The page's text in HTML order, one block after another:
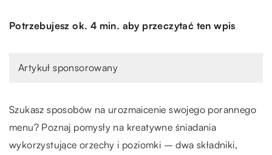
Potrzebujesz ok. 4 min. aby przeczytać ten wpis
Artykuł sponsorowany
Szukasz sposobów na urozmaicenie swojego porannego
menu? Poznaj pomysły na kreatywne śniadania
wykorzystujące orzechy i poziomki – dwa składniki,